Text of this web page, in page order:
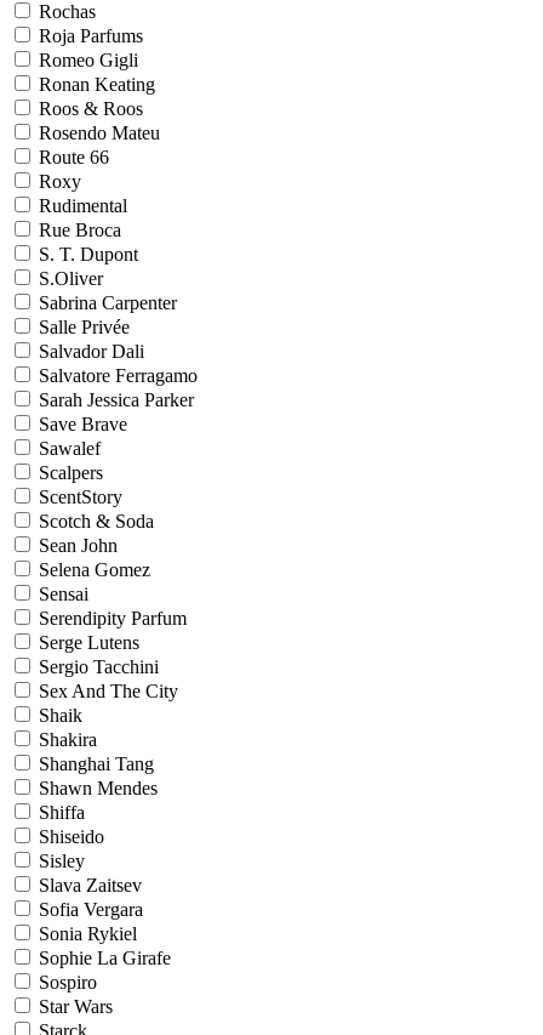
Rochas
Roja Parfums
Romeo Gigli
Ronan Keating
Roos & Roos
Rosendo Mateu
Route 66
Roxy
Rudimental
Rue Broca
S. T. Dupont
S.Oliver
Sabrina Carpenter
Salle Privée
Salvador Dali
Salvatore Ferragamo
Sarah Jessica Parker
Save Brave
Sawalef
Scalpers
ScentStory
Scotch & Soda
Sean John
Selena Gomez
Sensai
Serendipity Parfum
Serge Lutens
Sergio Tacchini
Sex And The City
Shaik
Shakira
Shanghai Tang
Shawn Mendes
Shiffa
Shiseido
Sisley
Slava Zaitsev
Sofia Vergara
Sonia Rykiel
Sophie La Girafe
Sospiro
Star Wars
Starck